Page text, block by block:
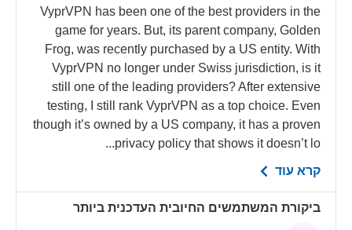
VyprVPN has been one of the best providers in the
game for years. But, its parent company, Golden
Frog, was recently purchased by a US entity. With
VyprVPN no longer under Swiss jurisdiction, is it
still one of the leading providers? After extensive
testing, I still rank VyprVPN as a top choice. Even
though it’s owned by a US company, it has a proven
privacy policy that shows it doesn’t lo...
קרא עוד
ביקורת המשתמשים החיובית העדכנית ביותר